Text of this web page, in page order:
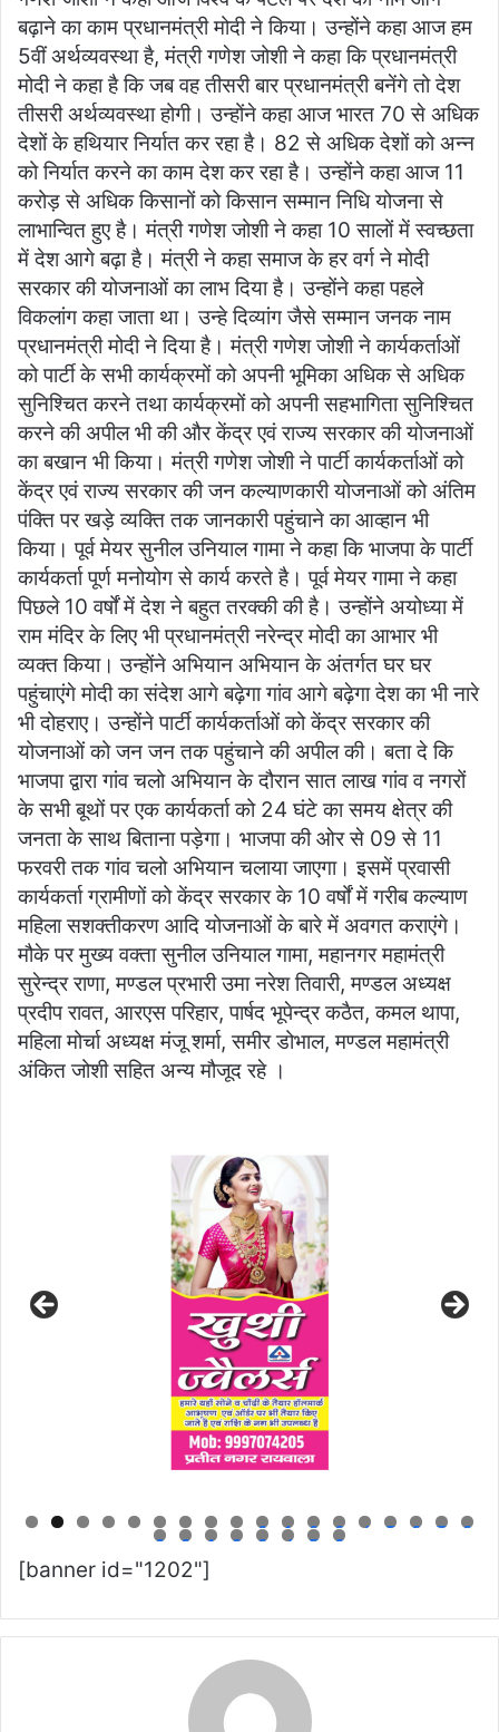
बढ़ाने का काम प्रधानमंत्री मोदी ने किया। उन्होंने कहा आज हम
5वीं अर्थव्यवस्था है, मंत्री गणेश जोशी ने कहा कि प्रधानमंत्री
मोदी ने कहा है कि जब वह तीसरी बार प्रधानमंत्री बनेंगे तो देश
तीसरी अर्थव्यवस्था होगी। उन्होंने कहा आज भारत 70 से अधिक
देशों के हथियार निर्यात कर रहा है। 82 से अधिक देशों को अन्न
को निर्यात करने का काम देश कर रहा है। उन्होंने कहा आज 11
करोड़ से अधिक किसानों को किसान सम्मान निधि योजना से
लाभान्वित हुए है। मंत्री गणेश जोशी ने कहा 10 सालों में स्वच्छता
में देश आगे बढ़ा है। मंत्री ने कहा समाज के हर वर्ग ने मोदी
सरकार की योजनाओं का लाभ दिया है। उन्होंने कहा पहले
विकलांग कहा जाता था। उन्हे दिव्यांग जैसे सम्मान जनक नाम
प्रधानमंत्री मोदी ने दिया है। मंत्री गणेश जोशी ने कार्यकर्ताओं
को पार्टी के सभी कार्यक्रमों को अपनी भूमिका अधिक से अधिक
सुनिश्चित करने तथा कार्यक्रमों को अपनी सहभागिता सुनिश्चित
करने की अपील भी की और केंद्र एवं राज्य सरकार की योजनाओं
का बखान भी किया। मंत्री गणेश जोशी ने पार्टी कार्यकर्ताओं को
केंद्र एवं राज्य सरकार की जन कल्याणकारी योजनाओं को अंतिम
पंक्ति पर खड़े व्यक्ति तक जानकारी पहुंचाने का आव्हान भी
किया। पूर्व मेयर सुनील उनियाल गामा ने कहा कि भाजपा के पार्टी
कार्यकर्ता पूर्ण मनोयोग से कार्य करते है। पूर्व मेयर गामा ने कहा
पिछले 10 वर्षों में देश ने बहुत तरक्की की है। उन्होंने अयोध्या में
राम मंदिर के लिए भी प्रधानमंत्री नरेन्द्र मोदी का आभार भी
व्यक्त किया। उन्होंने अभियान अभियान के अंतर्गत घर घर
पहुंचाएंगे मोदी का संदेश आगे बढ़ेगा गांव आगे बढ़ेगा देश का भी नारे
भी दोहराए। उन्होंने पार्टी कार्यकर्ताओं को केंद्र सरकार की
योजनाओं को जन जन तक पहुंचाने की अपील की। बता दे कि
भाजपा द्वारा गांव चलो अभियान के दौरान सात लाख गांव व नगरों
के सभी बूथों पर एक कार्यकर्ता को 24 घंटे का समय क्षेत्र की
जनता के साथ बिताना पड़ेगा। भाजपा की ओर से 09 से 11
फरवरी तक गांव चलो अभियान चलाया जाएगा। इसमें प्रवासी
कार्यकर्ता ग्रामीणों को केंद्र सरकार के 10 वर्षों में गरीब कल्याण
महिला सशक्तीकरण आदि योजनाओं के बारे में अवगत कराएंगे।
मौके पर मुख्य वक्ता सुनील उनियाल गामा, महानगर महामंत्री
सुरेन्द्र राणा, मण्डल प्रभारी उमा नरेश तिवारी, मण्डल अध्यक्ष
प्रदीप रावत, आरएस परिहार, पार्षद भूपेन्द्र कठैत, कमल थापा,
महिला मोर्चा अध्यक्ष मंजू शर्मा, समीर डोभाल, मण्डल महामंत्री
अंकित जोशी सहित अन्य मौजूद रहे ।
0 1 2 3 4 5 6 7 8
9 0 1 2 3 4 5 6
[banner id="1202"]